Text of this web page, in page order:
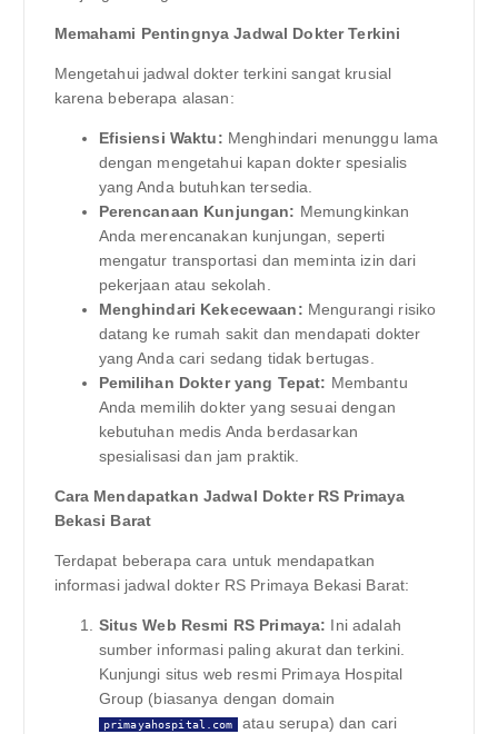
Memahami Pentingnya Jadwal Dokter Terkini
Mengetahui jadwal dokter terkini sangat krusial
karena beberapa alasan:
Efisiensi Waktu: Menghindari menunggu lama
dengan mengetahui kapan dokter spesialis
yang Anda butuhkan tersedia.
Perencanaan Kunjungan: Memungkinkan
Anda merencanakan kunjungan, seperti
mengatur transportasi dan meminta izin dari
pekerjaan atau sekolah.
Menghindari Kekecewaan: Mengurangi risiko
datang ke rumah sakit dan mendapati dokter
yang Anda cari sedang tidak bertugas.
Pemilihan Dokter yang Tepat: Membantu
Anda memilih dokter yang sesuai dengan
kebutuhan medis Anda berdasarkan
spesialisasi dan jam praktik.
Cara Mendapatkan Jadwal Dokter RS Primaya
Bekasi Barat
Terdapat beberapa cara untuk mendapatkan
informasi jadwal dokter RS Primaya Bekasi Barat:
Situs Web Resmi RS Primaya: Ini adalah
sumber informasi paling akurat dan terkini.
Kunjungi situs web resmi Primaya Hospital
Group (biasanya dengan domain
primayahospital.com atau serupa) dan cari